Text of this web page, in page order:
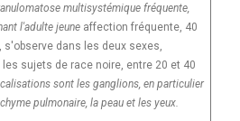
multisystémique fréquente,
l'adulte jeune affection fréquente, 40
s'observe dans les deux sexes,
sujets de race noire, entre 20 et 40
sont les ganglions, en particulier
pulmonaire, la peau et les yeux.